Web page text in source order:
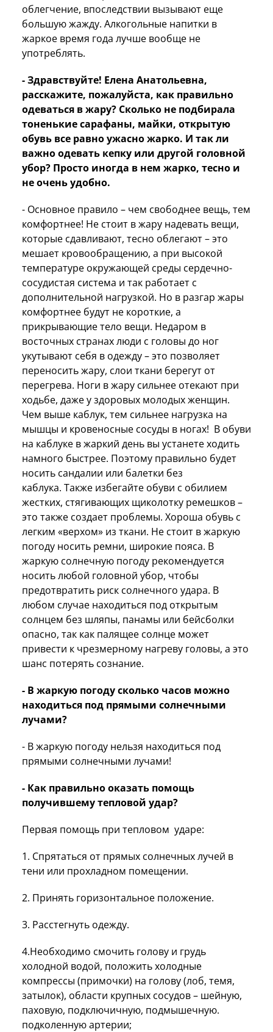
облегчение, впоследствии вызывают еще
большую жажду. Алкогольные напитки в
жаркое время года лучше вообще не
употреблять.
- Здравствуйте! Елена Анатольевна,
расскажите, пожалуйста, как правильно
одеваться в жару? Сколько не подбирала
тоненькие сарафаны, майки, открытую
обувь все равно ужасно жарко. И так ли
важно одевать кепку или другой головной
убор? Просто иногда в нем жарко, тесно и
не очень удобно.
- Основное правило – чем свободнее вещь, тем
комфортнее! Не стоит в жару надевать вещи,
которые сдавливают, тесно облегают – это
мешает кровообращению, а при высокой
температуре окружающей среды сердечно-
сосудистая система и так работает с
дополнительной нагрузкой. Но в разгар жары
комфортнее будут не короткие, а
прикрывающие тело вещи. Недаром в
восточных странах люди с головы до ног
укутывают себя в одежду – это позволяет
переносить жару, слои ткани берегут от
перегрева. Ноги в жару сильнее отекают при
ходьбе, даже у здоровых молодых женщин.
Чем выше каблук, тем сильнее нагрузка на
мышцы и кровеносные сосуды в ногах! В обуви
на каблуке в жаркий день вы устанете ходить
намного быстрее. Поэтому правильно будет
носить сандалии или балетки без
каблука. Также избегайте обуви с обилием
жестких, стягивающих щиколотку ремешков –
это также создает проблемы. Хороша обувь с
легким «верхом» из ткани. Не стоит в жаркую
погоду носить ремни, широкие пояса. В
жаркую солнечную погоду рекомендуется
носить любой головной убор, чтобы
предотвратить риск солнечного удара. В
любом случае находиться под открытым
солнцем без шляпы, панамы или бейсболки
опасно, так как палящее солнце может
привести к чрезмерному нагреву головы, а это
шанс потерять сознание.
- В жаркую погоду сколько часов можно
находиться под прямыми солнечными
лучами?
- В жаркую погоду нельзя находиться под
прямыми солнечными лучами!
- Как правильно оказать помощь
получившему тепловой удар?
Первая помощь при тепловом ударе:
1. Спрятаться от прямых солнечных лучей в
тени или прохладном помещении.
2. Принять горизонтальное положение.
3. Расстегнуть одежду.
4.Необходимо смочить голову и грудь
холодной водой, положить холодные
компрессы (примочки) на голову (лоб, темя,
затылок), области крупных сосудов – шейную,
паховую, подключичную, подмышечную.
подколенную артерии;